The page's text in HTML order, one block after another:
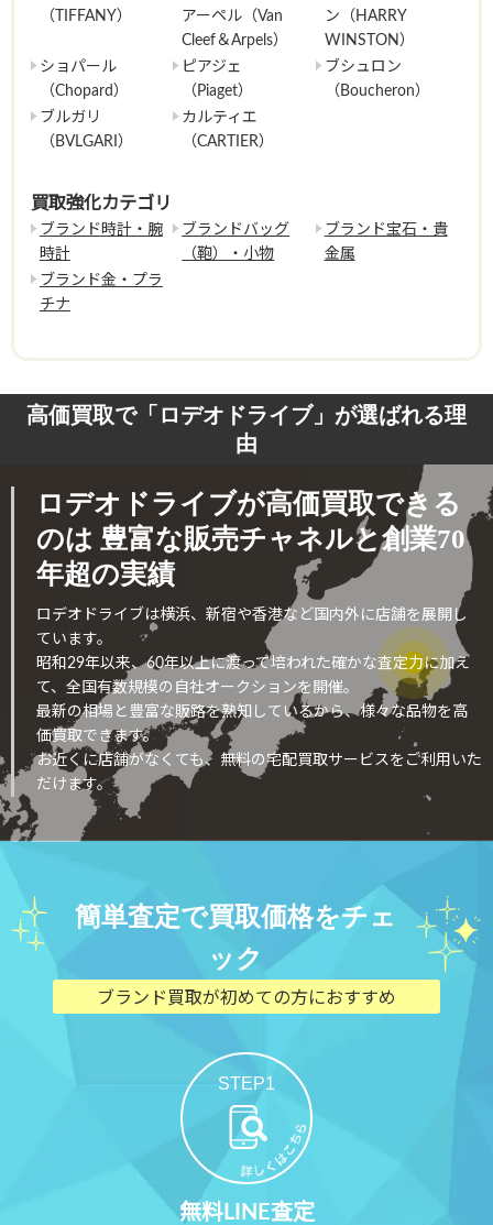
（TIFFANY）
アーペル（Van
Cleef＆Arpels）
ン（HARRY
WINSTON）
ショパール
（Chopard）
ピアジェ
（Piaget）
ブシュロン
（Boucheron）
ブルガリ
（BVLGARI）
カルティエ
（CARTIER）
買取強化カテゴリ
ブランド時計・腕
時計
ブランドバッグ
（鞄）・小物
ブランド宝石・貴
金属
ブランド金・プラ
チナ
高価買取で「ロデオドライブ」が選ばれる理
由
ロデオドライブが高価買取できる
のは 豊富な販売チャネルと創業70
年超の実績
ロデオドライブは横浜、新宿や香港など国内外に店舗を展開し
ています。
昭和29年以来、60年以上に渡って培われた確かな査定力に加え
て、全国有数規模の自社オークションを開催。
最新の相場と豊富な販路を熟知しているから、様々な品物を高
価買取できます。
お近くに店舗がなくても、無料の宅配買取サービスをご利用いた
だけます。
簡単査定で買取価格をチェ
ック
ブランド買取が初めての方におすすめ
STEP1
無料LINE査定